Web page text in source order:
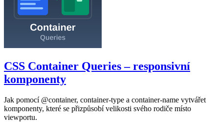
CSS Container Queries – responsivní
komponenty
Jak pomocí @container, container-type a container-name vytvářet
komponenty, které se přizpůsobí velikosti svého rodiče místo
viewportu.